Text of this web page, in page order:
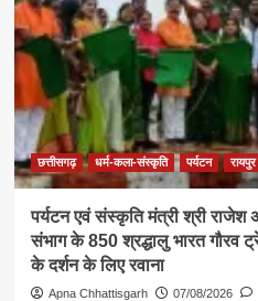
विकास
की
बड़ी
शक्ति
राजेश
अग्रवाल
छत्तीसगढ़ धर्म-कला-संस्कृति पर्यटन रायपुर
पर्यटन एवं संस्कृति मंत्री श्री
संभाग के 850 श्रद्धालु भारत गौरव
के दर्शन के लिए रवाना
Apna Chhattisgarh 07/08/2026